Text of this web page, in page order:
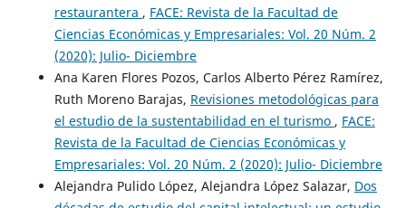
restaurantera , FACE: Revista de la Facultad de
Ciencias Económicas y Empresariales: Vol. 20 Núm. 2
(2020): Julio- Diciembre
Ana Karen Flores Pozos, Carlos Alberto Pérez Ramírez,
Ruth Moreno Barajas, Revisiones metodológicas para
el estudio de la sustentabilidad en el turismo , FACE:
Revista de la Facultad de Ciencias Económicas y
Empresariales: Vol. 20 Núm. 2 (2020): Julio- Diciembre
Alejandra Pulido López, Alejandra López Salazar, Dos